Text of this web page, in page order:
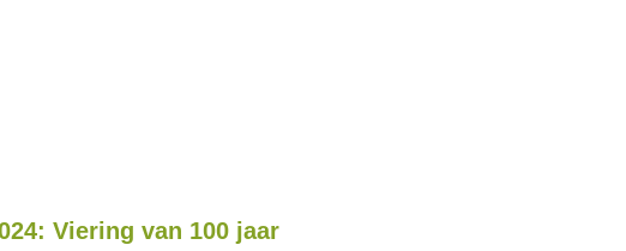
Viering van 100 jaar